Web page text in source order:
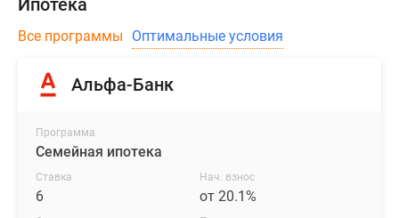
Ипотека
Все программы Оптимальные условия
Альфа-Банк
Программа
Семейная ипотека
Ставка
6
Нач. взнос
от 20.1%